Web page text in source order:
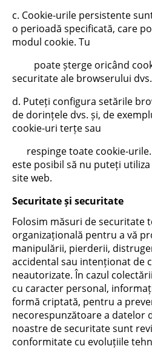
c. Cookie-urile persistente
o perioadă specificată, care
modul cookie. Tu
poate șterge oricând
securitate ale browserului dvs.
d. Puteți configura setările
de dorințele dvs. și, de
cookie-uri terțe sau
respinge toate cookie-urile.
este posibil să nu puteți
site web.
Securitate și securitate
Folosim măsuri de securitate
organizațională pentru a vă
manipulării, pierderii,
accidental sau intenționat de
neautorizate. În cazul
cu caracter personal,
formă criptată, pentru a
necorespunzătoare a datelor
noastre de securitate sunt
conformitate cu evoluțiile